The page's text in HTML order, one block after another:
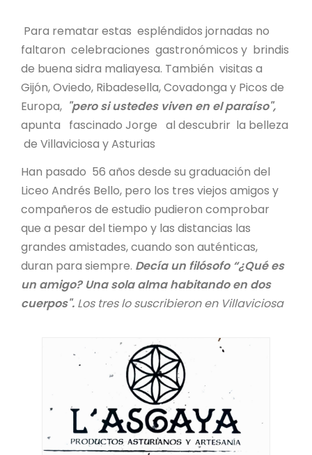
Para rematar estas espléndidos jornadas no
faltaron celebraciones gastronómicos y brindis
de buena sidra maliayesa. También visitas a
Gijón, Oviedo, Ribadesella, Covadonga y Picos de
Europa, "pero si ustedes viven en el paraíso",
apunta fascinado Jorge al descubrir la belleza
de Villaviciosa y Asturias
Han pasado 56 años desde su graduación del
Liceo Andrés Bello, pero los tres viejos amigos y
compañeros de estudio pudieron comprobar
que a pesar del tiempo y las distancias las
grandes amistades, cuando son auténticas,
duran para siempre. Decía un filósofo “¿Qué es
un amigo? Una sola alma habitando en dos
cuerpos". Los tres lo suscribieron en Villaviciosa